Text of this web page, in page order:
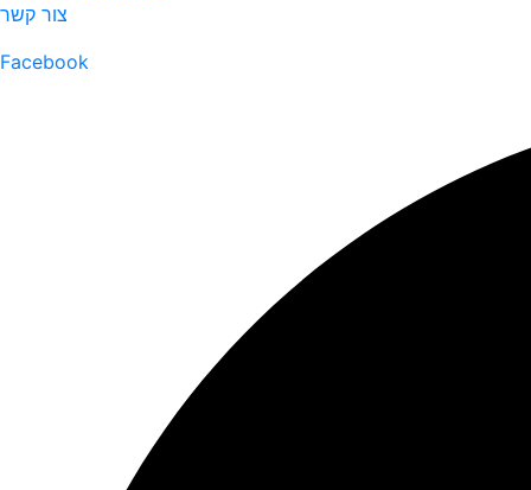
צור קשר
Facebook